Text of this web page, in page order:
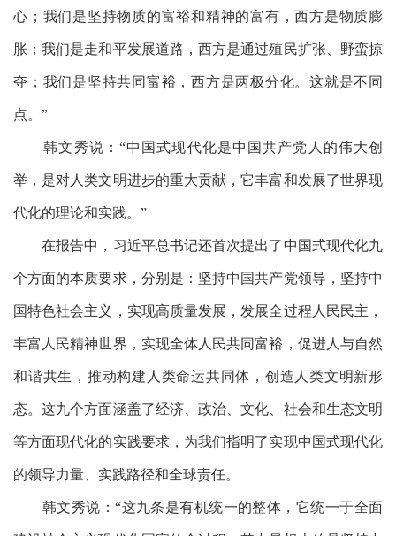
心；我们是坚持物质的富裕和精神的富有，西方是物质膨
胀；我们是走和平发展道路，西方是通过殖民扩张、野蛮掠
夺；我们是坚持共同富裕，西方是两极分化。这就是不同
点。”
韩文秀说： “中国式现代化是中国共产党人的伟大创
举，是对人类文明进步的重大贡献，它丰富和发展了世界现
代化的理论和实践。”
在报告中，习近平总书记还首次提出了中国式现代化九
个方面的本质要求，分别是：坚持中国共产党领导，坚持中
国特色社会主义，实现高质量发展，发展全过程人民民主，
丰富人民精神世界，实现全体人民共同富裕，促进人与自然
和谐共生，推动构建人类命运共同体，创造人类文明新形
态。这九个方面涵盖了经济、政治、文化、社会和生态文明
等方面现代化的实践要求，为我们指明了实现中国式现代化
的领导力量、实践路径和全球责任。
韩文秀说：“这九条是有机统一的整体，它统一于全面